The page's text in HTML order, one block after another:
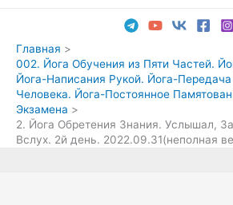
Главная
002. Йога Обучения из Пяти Частей.
Йога-Написания Рукой. Йога-Передача
Человека. Йога-Постоянное
Экзамена
2. Йога Обретения Знания. Услышал,
Вслух. 2й день. 2022.09.31(неполная